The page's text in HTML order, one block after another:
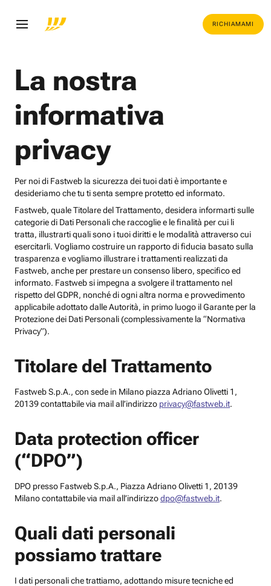
RICHIAMAMI
La nostra
informativa
privacy
Per noi di Fastweb la sicurezza dei tuoi dati è importante e
desideriamo che tu ti senta sempre protetto ed informato.
Fastweb, quale Titolare del Trattamento, desidera informarti sulle
categorie di Dati Personali che raccoglie e le finalità per cui li
tratta, illustrarti quali sono i tuoi diritti e le modalità attraverso cui
esercitarli. Vogliamo costruire un rapporto di fiducia basato sulla
trasparenza e vogliamo illustrare i trattamenti realizzati da
Fastweb, anche per prestare un consenso libero, specifico ed
informato. Fastweb si impegna a svolgere il trattamento nel
rispetto del GDPR, nonché di ogni altra norma e provvedimento
applicabile adottato dalle Autorità, in primo luogo il Garante per la
Protezione dei Dati Personali (complessivamente la “Normativa
Privacy”).
Titolare del Trattamento
Fastweb S.p.A., con sede in Milano piazza Adriano Olivetti 1,
20139 contattabile via mail all’indirizzo privacy@fastweb.it.
Data protection officer
(“DPO”)
DPO presso Fastweb S.p.A., Piazza Adriano Olivetti 1, 20139
Milano contattabile via mail all’indirizzodpo@fastweb.it.
Quali dati personali
possiamo trattare
I dati personali che trattiamo, adottando misure tecniche ed